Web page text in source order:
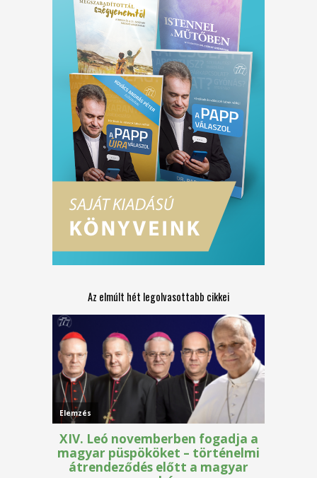
Az elmúlt hét legolvasottabb cikkei